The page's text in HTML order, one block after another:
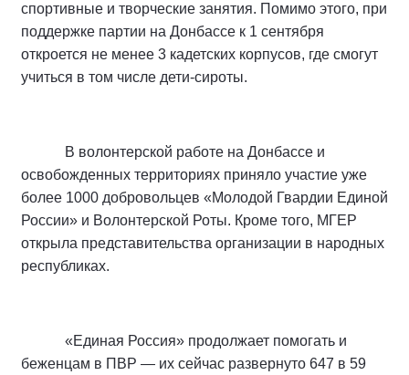
спортивные и творческие занятия. Помимо этого, при
поддержке партии на Донбассе к 1 сентября
откроется не менее 3 кадетских корпусов, где смогут
учиться в том числе дети-сироты.
В волонтерской работе на Донбассе и
освобожденных территориях приняло участие уже
более 1000 добровольцев «Молодой Гвардии Единой
России» и Волонтерской Роты. Кроме того, МГЕР
открыла представительства организации в народных
республиках.
«Единая Россия» продолжает помогать и
беженцам в ПВР — их сейчас развернуто 647 в 59